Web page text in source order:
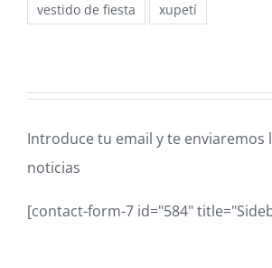
vestido de fiesta
xupetí
Introduce tu email y te enviaremos
noticias
[contact-form-7 id="584"